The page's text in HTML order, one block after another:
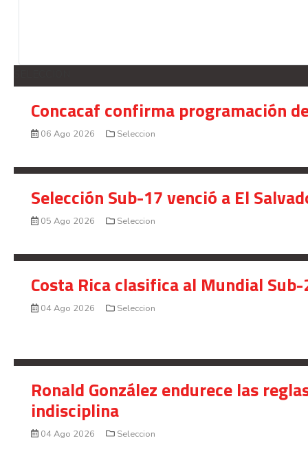
Concacaf confirma programación
06 Ago 2026 Seleccion
Selección Sub-17 venció a El
05 Ago 2026 Seleccion
Costa Rica clasifica al Mundial
04 Ago 2026 Seleccion
Ronald González endurece las
indisciplina
04 Ago 2026 Seleccion